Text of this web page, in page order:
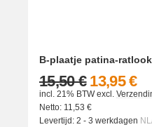
B-plaatje patina-
13,95 €
15,50 €
incl. 21% BTWexcl.
Netto: 11,53 €
Levertijd: 2 - 3 werkdagen